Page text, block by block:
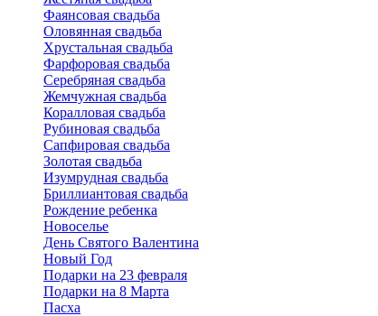
Фаянсовая свадьба
Оловянная свадьба
Хрустальная свадьба
Фарфоровая свадьба
Серебряная свадьба
Жемчужная свадьба
Коралловая свадьба
Рубиновая свадьба
Сапфировая свадьба
Золотая свадьба
Изумрудная свадьба
Бриллиантовая свадьба
Рождение ребенка
Новоселье
День Святого Валентина
Новый Год
Подарки на 23 февраля
Подарки на 8 Марта
Пасха